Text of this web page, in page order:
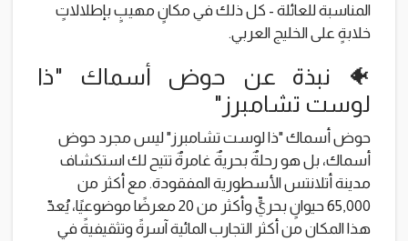
المناسبة للعائلة - كل ذلك في مكانٍ مهيبٍ بإطلالاتٍ
خلابةٍ على الخليج العربي.
🐠 نبذة عن حوض أسماك "ذا
لوست تشامبرز"
حوض أسماك "ذا لوست تشامبرز" ليس مجرد حوض
أسماك، بل هو رحلةٌ بحريةٌ غامرةٌ تتيح لك استكشاف
مدينة أتلانتس الأسطورية المفقودة. مع أكثر من
65,000 حيوانٍ بحريٍّ وأكثر من 20 معرضًا موضوعيًا، يُعدّ
هذا المكان من أكثر التجارب المائية آسرةً وتثقيفيةً في